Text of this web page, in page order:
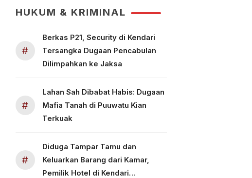
HUKUM & KRIMINAL
#
Berkas P21, Security di Kendari
Tersangka Dugaan Pencabulan
Dilimpahkan ke Jaksa
#
Lahan Sah Dibabat Habis: Dugaan
Mafia Tanah di Puuwatu Kian
Terkuak
#
Diduga Tampar Tamu dan
Keluarkan Barang dari Kamar,
Pemilik Hotel di Kendari